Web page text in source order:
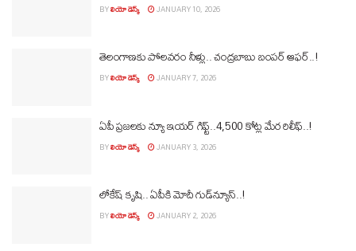
BYలియో డెస్క్ JANUARY 10, 2026
తెలంగాణకు పోలవరం నీళ్లు.. చంద్రబాబు బంపర్‌ ఆఫర్‌..!
BYలియో డెస్క్ JANUARY 7, 2026
ఏపీ ప్రజలకు న్యూ ఇయర్‌ గిఫ్ట్‌..4,500 కోట్ల మేర రిలీఫ్‌..!
BYలియో డెస్క్ JANUARY 3, 2026
లోకేష్ కృషి.. ఏపీకి మోదీ గుడ్‌న్యూస్‌..!
BYలియో డెస్క్ JANUARY 2, 2026